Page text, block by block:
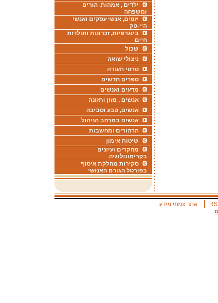
ילדים , אמהות, הורים
ומשפחה
יזמים, אנשי עסקים ואנשי
היי-טק
ביוגרפיות, זכרונות ותולדות
חיים
שכול
ניצולי שואה
סרטי תעודה
ספרים חדשים
מדעים ואנשים
אנשים , מזון ותזונה
אנשים, טבע וסביבה
אנשים במרחב הניהול
הרהורים ומחשבות
שיטות אימון
מחקרים ועיונים
בקרימונולוגיה
סקירות מחלקת איסוף
בפורטל הגורם האנושי
אתר צמתי מידע